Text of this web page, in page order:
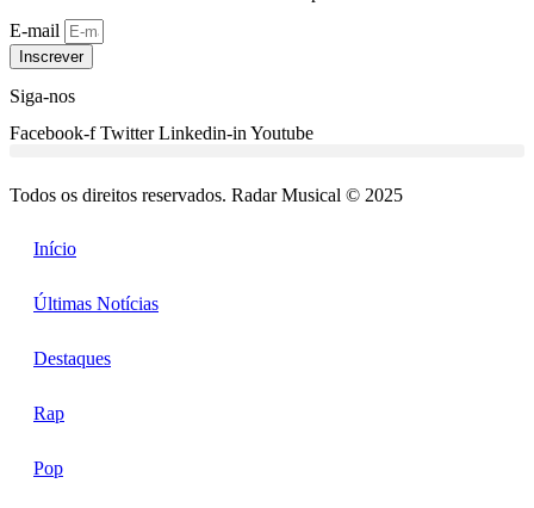
E-mail
Inscrever
Siga-nos
Facebook-f Twitter Linkedin-in Youtube
Todos os direitos reservados. Radar Musical © 2025
Início
Últimas Notícias
Destaques
Rap
Pop